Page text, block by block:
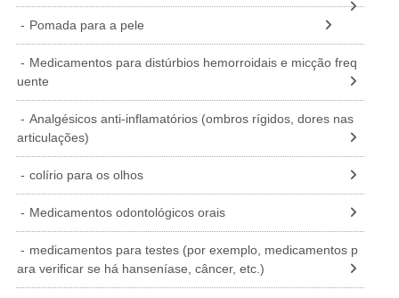
Pomada para a pele
Medicamentos para distúrbios hemorroidais e micção freq
uente
Analgésicos anti-inflamatórios (ombros rígidos, dores nas
articulações)
colírio para os olhos
Medicamentos odontológicos orais
medicamentos para testes (por exemplo, medicamentos p
ara verificar se há hanseníase, câncer, etc.)
SWE
DNK
FIN
SVK
NOR
LVA